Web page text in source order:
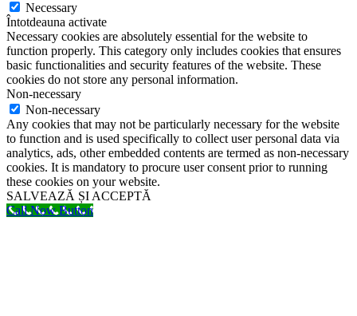
Necessary
Întotdeauna activate
Necessary cookies are absolutely essential for the website to
function properly. This category only includes cookies that ensures
basic functionalities and security features of the website. These
cookies do not store any personal information.
Non-necessary
Non-necessary
Any cookies that may not be particularly necessary for the website
to function and is used specifically to collect user personal data via
analytics, ads, other embedded contents are termed as non-necessary
cookies. It is mandatory to procure user consent prior to running
these cookies on your website.
SALVEAZĂ ȘI ACCEPTĂ
Call Now Button